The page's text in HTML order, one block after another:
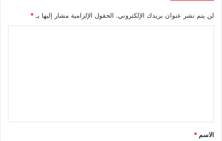
لن يتم نشر عنوان بريدك الإلكتروني. الحقول الإلزامية مشار إليها بـ *
ق
*
الاسم *